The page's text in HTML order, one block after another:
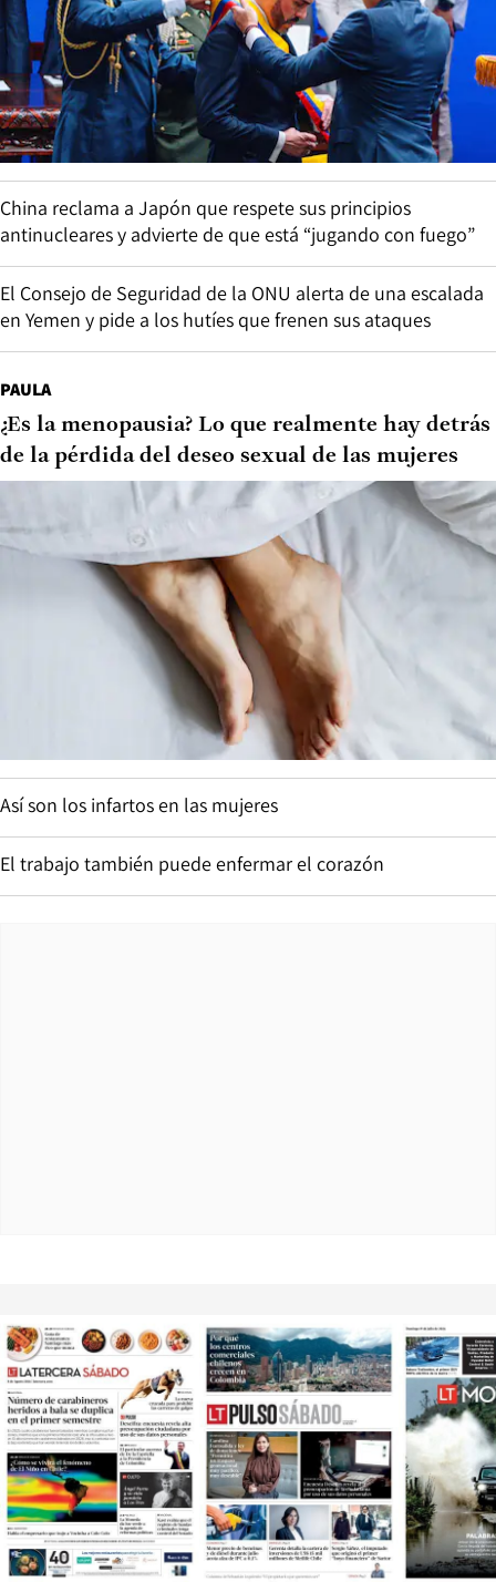
China reclama a Japón que respete sus principios
antinucleares y advierte de que está “jugando con fuego”
El Consejo de Seguridad de la ONU alerta de una escalada
en Yemen y pide a los hutíes que frenen sus ataques
PAULA
¿Es la menopausia? Lo que realmente hay detrás
de la pérdida del deseo sexual de las mujeres
Así son los infartos en las mujeres
El trabajo también puede enfermar el corazón
Opens in new window Opens in